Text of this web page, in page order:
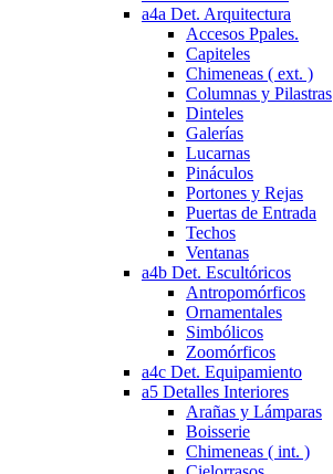
a4a Det. Arquitectura
Accesos Ppales.
Capiteles
Chimeneas ( ext. )
Columnas y Pilastras
Dinteles
Galerías
Lucarnas
Pináculos
Portones y Rejas
Puertas de Entrada
Techos
Ventanas
a4b Det. Escultóricos
Antropomórficos
Ornamentales
Simbólicos
Zoomórficos
a4c Det. Equipamiento
a5 Detalles Interiores
Arañas y Lámparas
Boisserie
Chimeneas ( int. )